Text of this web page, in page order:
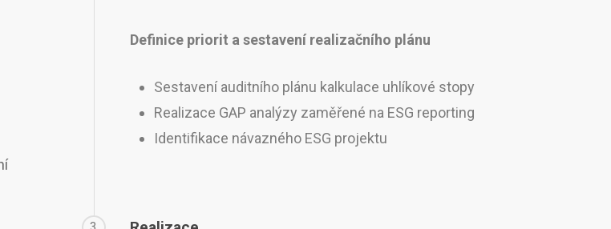
Definice priorit a sestavení realizačního plánu
Sestavení auditního plánu kalkulace uhlíkové stopy
Realizace GAP analýzy zaměřené na ESG reporting
Identifikace návazného ESG projektu